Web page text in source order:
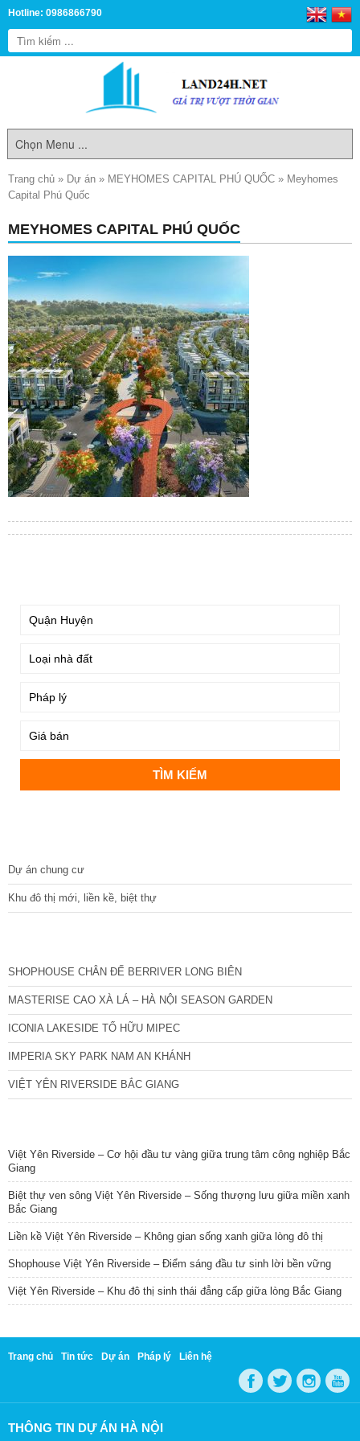
Hotline: 0986866790
Trang chủ » Dự án » MEYHOMES CAPITAL PHÚ QUỐC » Meyhomes
Capital Phú Quốc
MEYHOMES CAPITAL PHÚ QUỐC
Dự án chung cư
Khu đô thị mới, liền kề, biệt thự
SHOPHOUSE CHÂN ĐẾ BERRIVER LONG BIÊN
MASTERISE CAO XÀ LÁ – HÀ NỘI SEASON GARDEN
ICONIA LAKESIDE TỐ HỮU MIPEC
IMPERIA SKY PARK NAM AN KHÁNH
VIỆT YÊN RIVERSIDE BẮC GIANG
Việt Yên Riverside – Cơ hội đầu tư vàng giữa trung tâm công nghiệp Bắc
Giang
Biệt thự ven sông Việt Yên Riverside – Sống thượng lưu giữa miền xanh
Bắc Giang
Liền kề Việt Yên Riverside – Không gian sống xanh giữa lòng đô thị
Shophouse Việt Yên Riverside – Điểm sáng đầu tư sinh lời bền vững
Việt Yên Riverside – Khu đô thị sinh thái đẳng cấp giữa lòng Bắc Giang
Trang chủ Tin tức Dự án Pháp lý Liên hệ
THÔNG TIN DỰ ÁN HÀ NỘI